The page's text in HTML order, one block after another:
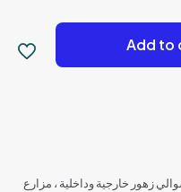
Add to
زهور خارجية وداخلية ، مزارع